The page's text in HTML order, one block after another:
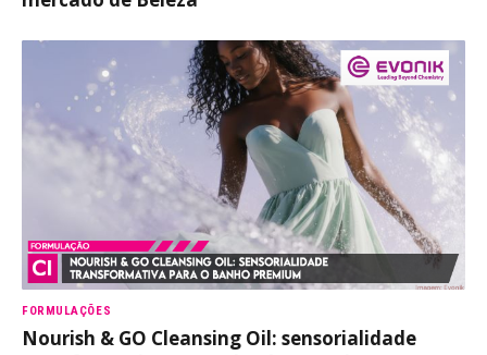
FORMULAÇÕES
Nourish & GO Cleansing Oil: sensorialidade